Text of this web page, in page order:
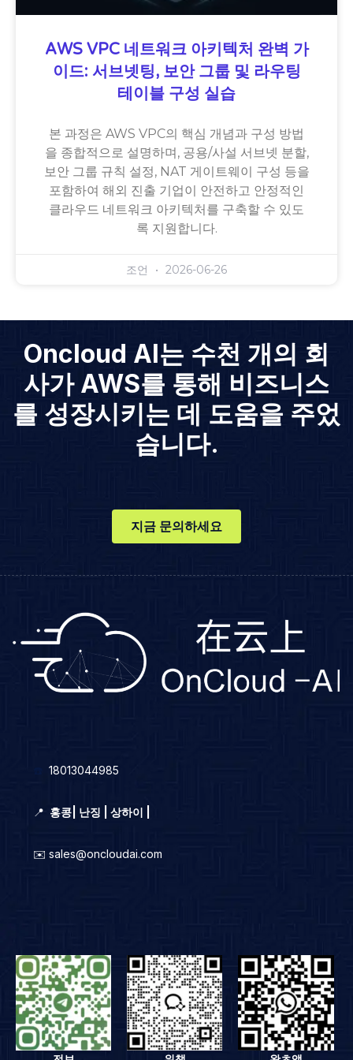
AWS VPC 네트워크 아키텍처 완벽 가
이드: 서브넷팅, 보안 그룹 및 라우팅
테이블 구성 실습
본 과정은 AWS VPC의 핵심 개념과 구성 방법
을 종합적으로 설명하며, 공용/사설 서브넷 분할,
보안 그룹 규칙 설정, NAT 게이트웨이 구성 등을
포함하여 해외 진출 기업이 안전하고 안정적인
클라우드 네트워크 아키텍처를 구축할 수 있도
록 지원합니다.
조언 2026-06-26
Oncloud AI는 수천 개의 회
사가 AWS를 통해 비즈니스
를 성장시키는 데 도움을 주었
습니다.
지금 문의하세요
18013044985
📍 홍콩 난징 | 상하이 |
✉️ sales@oncloudai.com